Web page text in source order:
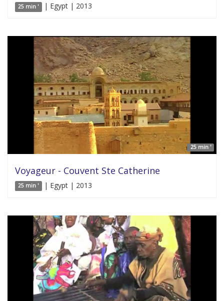
25 min ' | Egypt | 2013
25 min '
Voyageur - Couvent Ste Catherine
25 min ' | Egypt | 2013